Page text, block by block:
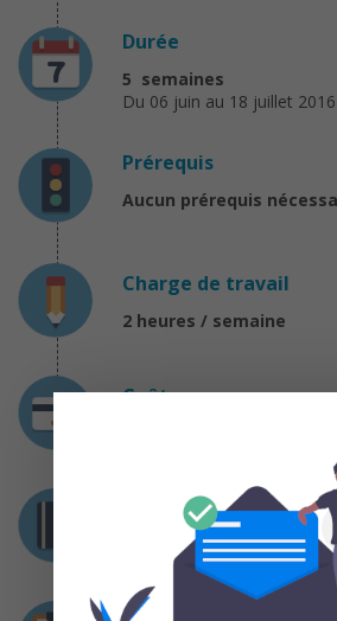
Durée
5 semaines
Du 06 juin au 18 juillet 2016
Prérequis
Aucun prérequis
Charge de travail
2 heures / semaine
Coût
Certification
Attestation de suivi avec
Déroulement